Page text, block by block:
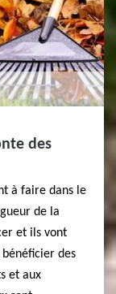
des
à faire dans le
de la
et ils vont
des
et aux